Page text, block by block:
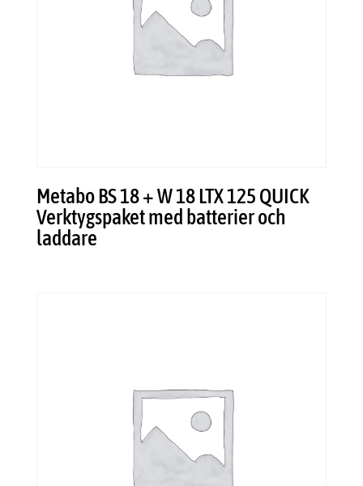
Metabo BS 18 + W 18 LTX 125 QUICK
Verktygspaket med batterier och
laddare